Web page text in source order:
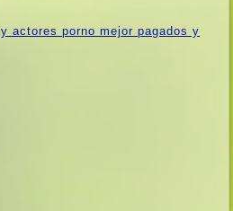
y actores porno mejor pagados y